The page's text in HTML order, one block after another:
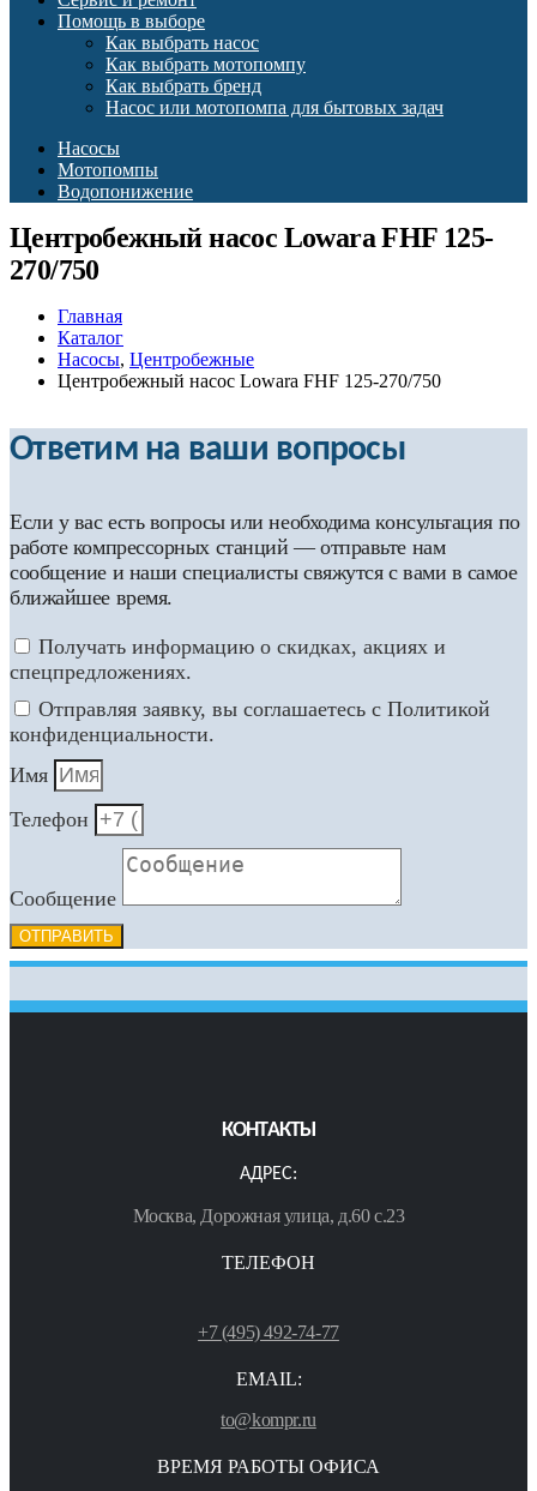
Помощь в выборе
Как выбрать насос
Как выбрать мотопомпу
Как выбрать бренд
Насос или мотопомпа для бытовых задач
Насосы
Мотопомпы
Водопонижение
Центробежный насос Lowara FHF 125-
270/750
Главная
Каталог
Насосы, Центробежные
Центробежный насос Lowara FHF 125-270/750
Ответим на ваши вопросы
Если у вас есть вопросы или необходима консультация по
работе компрессорных станций — отправьте нам
сообщение и наши специалисты свяжутся с вами в самое
ближайшее время.
Получать информацию о скидках, акциях и
спецпредложениях.
Отправляя заявку, вы соглашаетесь с Политикой
конфиденциальности.
Имя
Телефон
Сообщение
ОТПРАВИТЬ
КОНТАКТЫ
АДРЕС:
Москва, Дорожная улица, д.60 с.23
ТЕЛЕФОН
+7 (495) 492-74-77
EMAIL:
to@kompr.ru
ВРЕМЯ РАБОТЫ ОФИСА